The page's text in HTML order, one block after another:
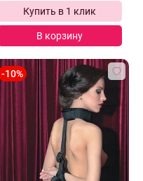
Купить в 1 клик
В корзину